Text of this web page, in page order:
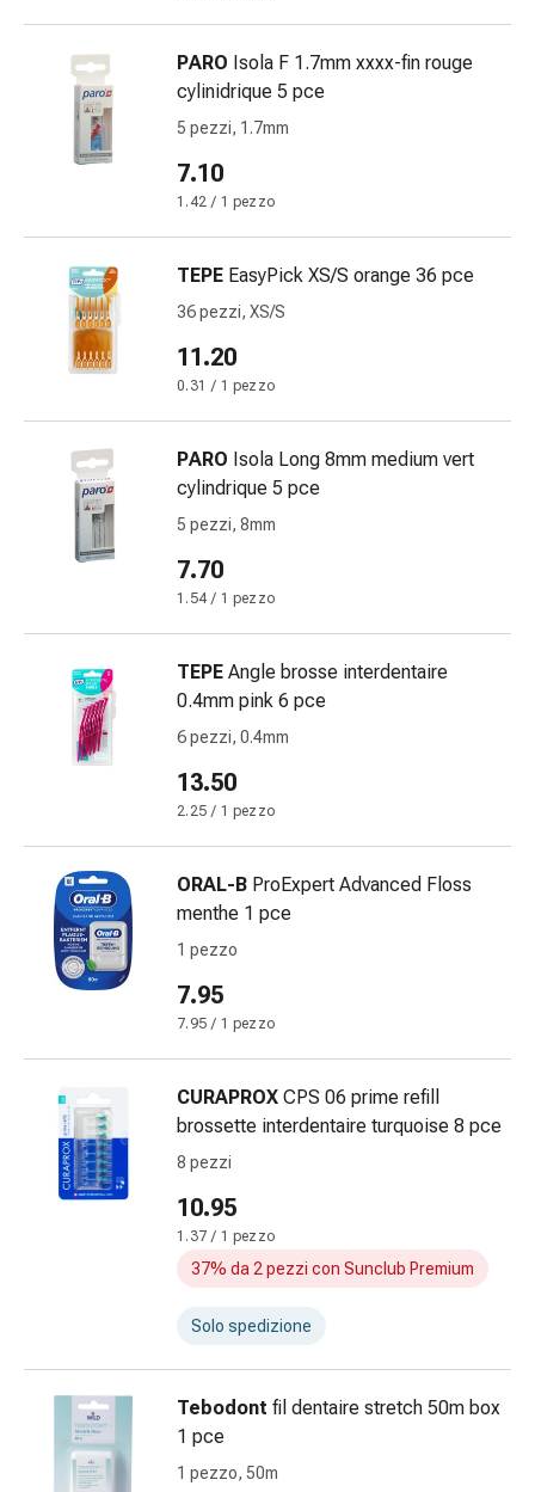
Unguento
vescicante
Tamponi
orecchie
Igiene
dell'orecchio
all'orecchio
Gocce
oftalmiche
oculare
Medicazioni
oftalmiche
Igiene
oculare
e
vasi
sanguigni
Calze
compressive
e
sostegno
sanguigna
Cessazione
Disturbi
cardiaci
Disturbi
memoria
pelle
Naso
Stomaco
PARO Isola F 1.7mm xxxx-fin rouge
cylinidrique 5 pce
5 pezzi, 1.7mm
7.10
1.42 / 1 pezzo
TEPE EasyPick XS/S orange 36 pce
36 pezzi, XS/S
11.20
0.31 / 1 pezzo
PARO Isola Long 8mm medium vert
cylindrique 5 pce
5 pezzi, 8mm
7.70
1.54 / 1 pezzo
TEPE Angle brosse interdentaire
0.4mm pink 6 pce
6 pezzi, 0.4mm
13.50
2.25 / 1 pezzo
ORAL-B ProExpert Advanced Floss
menthe 1 pce
1 pezzo
7.95
7.95 / 1 pezzo
CURAPROX CPS 06 prime refill
brossette interdentaire turquoise 8 pce
8 pezzi
10.95
1.37 / 1 pezzo
37% da 2 pezzi con Sunclub Premium
Solo spedizione
Tebodont fil dentaire stretch 50m box
1 pce
1 pezzo, 50m